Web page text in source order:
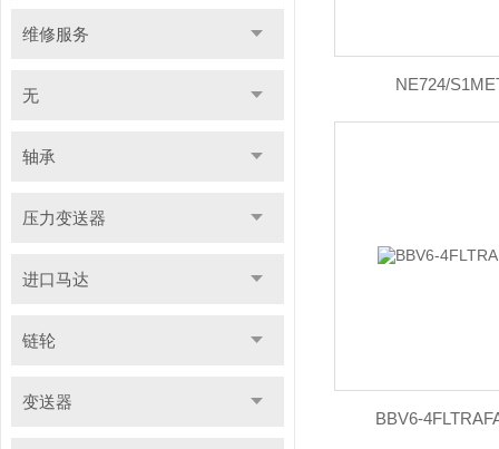
维修服务
无
轴承
压力变送器
进口马达
链轮
变送器
NE724/
BBV6-